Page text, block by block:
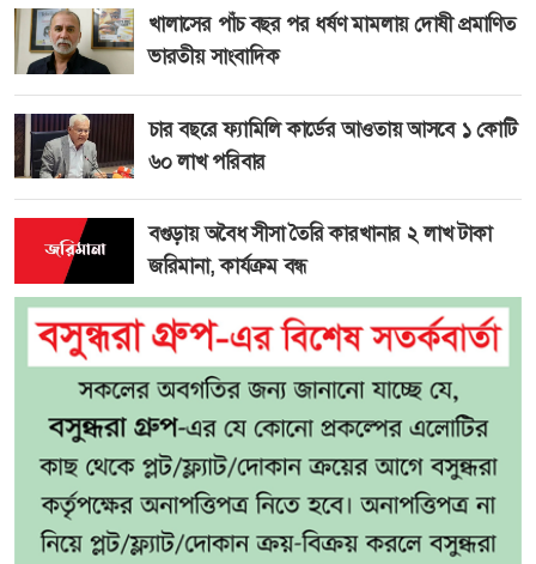
খালাসের পাঁচ বছর পর ধর্ষণ মামলায় দোষী প্রমাণিত
ভারতীয় সাংবাদিক
চার বছরে ফ্যামিলি কার্ডের আওতায় আসবে ১ কোটি
৬০ লাখ পরিবার
বগুড়ায় অবৈধ সীসা তৈরি কারখানার ২ লাখ টাকা
জরিমানা, কার্যক্রম বন্ধ